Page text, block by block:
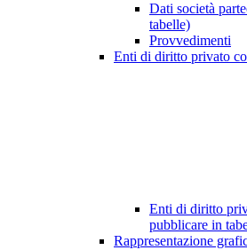
Dati società
tabelle)
Provvedimenti
Enti di diritto privato
Enti di diritto
pubblicare in
Rappresentazione